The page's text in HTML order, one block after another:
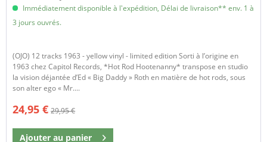
Immédiatement disponible à l'expédition, Délai de livraison** env. 1 à
3 jours ouvrés.
​(OJO) 12 tracks 1963 - yellow vinyl - limited edition Sorti à l’origine en
1963 chez Capitol Records, *Hot Rod Hootenanny* transpose en studio
la vision déjantée d’Ed « Big Daddy » Roth en matière de hot rods, sous
son alter ego « Mr....
24,95 € 29,95 €
Ajouter au panier